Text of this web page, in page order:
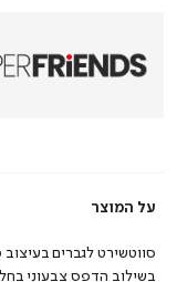
על המוצר
סווטשירט לגברים
בשילוב הדפס צבעוני